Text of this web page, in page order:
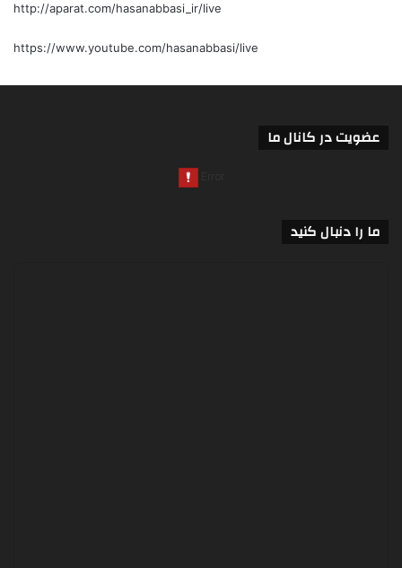
http://aparat.com/hasanabbasi_ir/live
https://www.youtube.com/hasanabbasi/live
عضویت در کانال ما
ما را دنبال کنید